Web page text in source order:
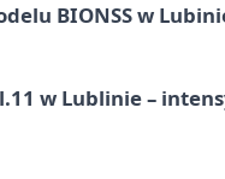
BIONSS w
w Lublinie –